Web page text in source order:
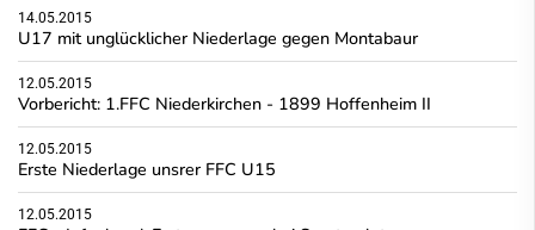
14.05.2015
U17 mit unglücklicher Niederlage gegen Montabaur
12.05.2015
Vorbericht: 1.FFC Niederkirchen - 1899 Hoffenheim II
12.05.2015
Erste Niederlage unsrer FFC U15
12.05.2015